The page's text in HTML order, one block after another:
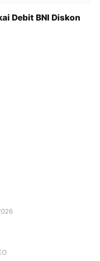
Debit BNI Diskon